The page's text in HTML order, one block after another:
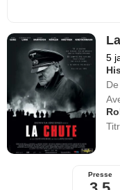
5
De
Presse